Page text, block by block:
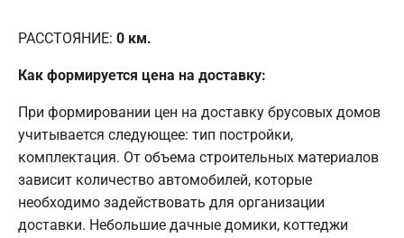
РАССТОЯНИЕ: 0 км.
Как формируется цена на доставку:
При формировании цен на доставку брусовых домов
учитывается следующее: тип постройки,
комплектация. От объема строительных материалов
зависит количество автомобилей, которые
необходимо задействовать для организации
доставки. Небольшие дачные домики, коттеджи